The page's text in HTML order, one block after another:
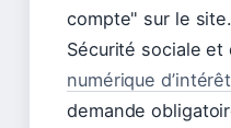
compte
sur le
Sécurité sociale et
numérique
demande